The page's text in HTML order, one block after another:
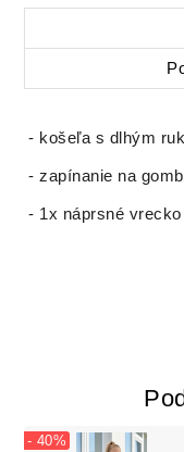
- košeľa s dlhým
- zapínanie na
- 1x náprsné vrecko
- 40%